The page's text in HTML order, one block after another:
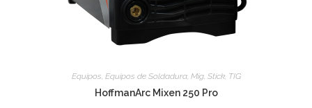
Equipos, Equipos de Soldadura, Mig, Stick, TIG
HoffmanArc Mixen 250 Pro